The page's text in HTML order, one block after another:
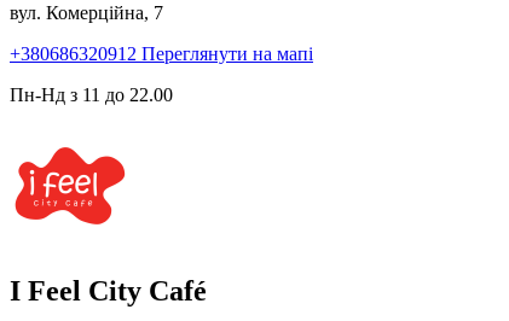
вул. Комерційна, 7
+380686320912 Переглянути на мапі
Пн-Нд з 11 до 22.00
I Feel City Café